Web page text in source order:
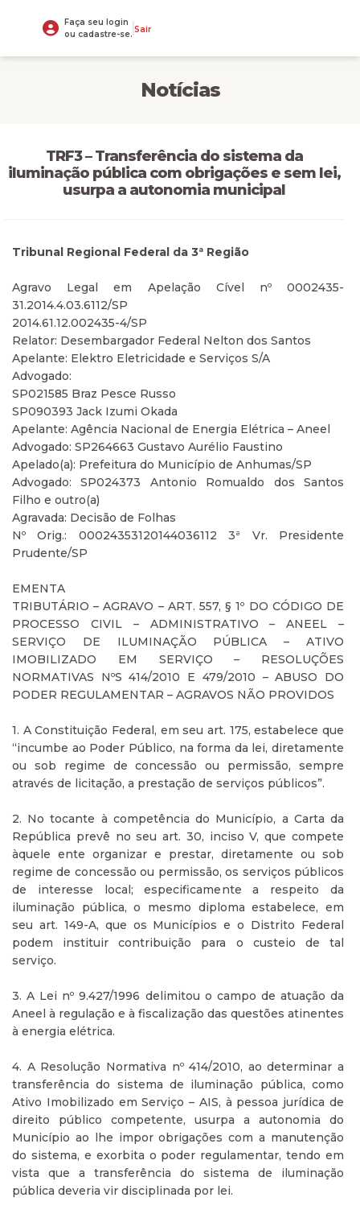
Faça seu login
ou cadastre-se. Sair
Notícias
TRF3 – Transferência do sistema da
iluminação pública com obrigações e sem lei,
usurpa a autonomia municipal
Tribunal Regional Federal da 3ª Região
Agravo Legal em Apelação Cível nº 0002435-
31.2014.4.03.6112/SP
2014.61.12.002435-4/SP
Relator: Desembargador Federal Nelton dos Santos
Apelante: Elektro Eletricidade e Serviços S/A
Advogado:
SP021585 Braz Pesce Russo
SP090393 Jack Izumi Okada
Apelante: Agência Nacional de Energia Elétrica – Aneel
Advogado: SP264663 Gustavo Aurélio Faustino
Apelado(a): Prefeitura do Município de Anhumas/SP
Advogado: SP024373 Antonio Romualdo dos Santos
Filho e outro(a)
Agravada: Decisão de Folhas
Nº Orig.: 00024353120144036112 3ª Vr. Presidente
Prudente/SP
EMENTA
TRIBUTÁRIO – AGRAVO – ART. 557, § 1º DO CÓDIGO DE
PROCESSO CIVIL – ADMINISTRATIVO – ANEEL –
SERVIÇO DE ILUMINAÇÃO PÚBLICA – ATIVO
IMOBILIZADO EM SERVIÇO – RESOLUÇÕES
NORMATIVAS NºS 414/2010 E 479/2010 – ABUSO DO
PODER REGULAMENTAR – AGRAVOS NÃO PROVIDOS
1. A Constituição Federal, em seu art. 175, estabelece que
“incumbe ao Poder Público, na forma da lei, diretamente
ou sob regime de concessão ou permissão, sempre
através de licitação, a prestação de serviços públicos”.
2. No tocante à competência do Município, a Carta da
República prevê no seu art. 30, inciso V, que compete
àquele ente organizar e prestar, diretamente ou sob
regime de concessão ou permissão, os serviços públicos
de interesse local; especificamente a respeito da
iluminação pública, o mesmo diploma estabelece, em
seu art. 149-A, que os Municípios e o Distrito Federal
podem instituir contribuição para o custeio de tal
serviço.
3. A Lei nº 9.427/1996 delimitou o campo de atuação da
Aneel à regulação e à fiscalização das questões atinentes
à energia elétrica.
4. A Resolução Normativa nº 414/2010, ao determinar a
transferência do sistema de iluminação pública, como
Ativo Imobilizado em Serviço – AIS, à pessoa jurídica de
direito público competente, usurpa a autonomia do
Município ao lhe impor obrigações com a manutenção
do sistema, e exorbita o poder regulamentar, tendo em
vista que a transferência do sistema de iluminação
pública deveria vir disciplinada por lei.